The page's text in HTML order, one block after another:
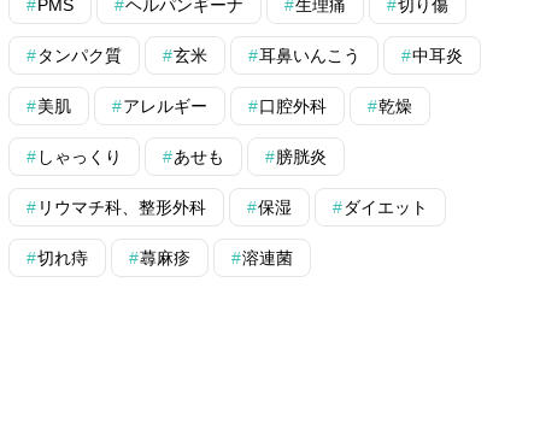
PMS ヘルパンギーナ 生理痛 切り傷
タンパク質 玄米 耳鼻いんこう 中耳炎
美肌 アレルギー 口腔外科 乾燥
しゃっくり あせも 膀胱炎
リウマチ科、整形外科 保湿 ダイエット
切れ痔 蕁麻疹 溶連菌